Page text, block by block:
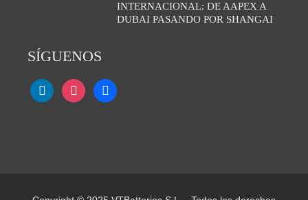
INTERNACIONAL: DE AAPEX A
DUBAI PASANDO POR SHANGAI
SÍGUENOS